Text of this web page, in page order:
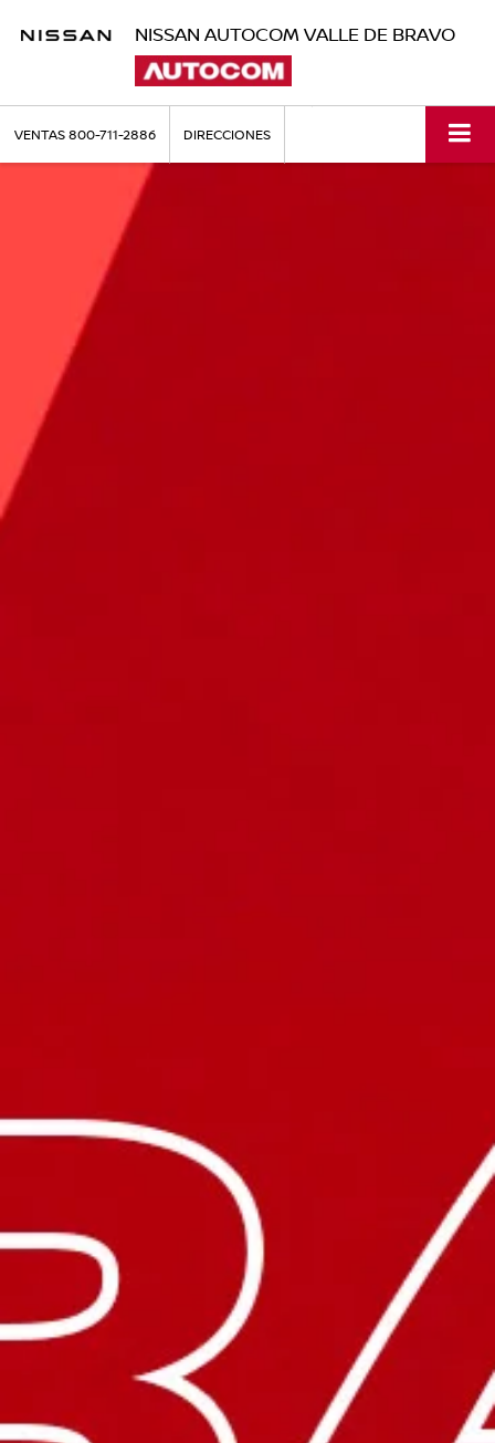
NISSAN AUTOCOM VALLE DE BRAVO
VENTAS800-711-2886 DIRECCIONES